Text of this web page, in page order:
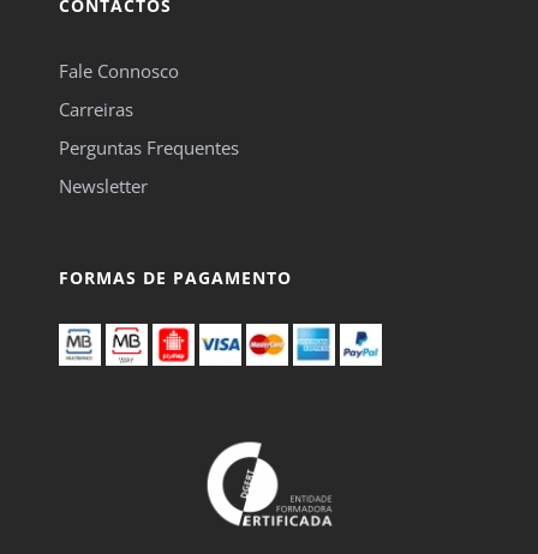
CONTACTOS
Fale Connosco
Carreiras
Perguntas Frequentes
Newsletter
FORMAS DE PAGAMENTO